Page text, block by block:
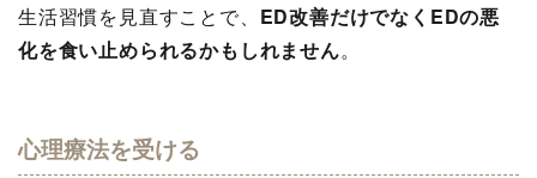
生活習慣を見直すことで、 ED改善だけでなくEDの悪
化を食い止められるかもしれません。
心理療法を受ける